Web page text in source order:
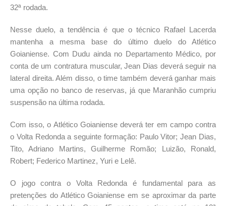
32ª rodada.
Nesse duelo, a tendência é que o técnico Rafael Lacerda
mantenha a mesma base do último duelo do Atlético
Goianiense. Com Dudu ainda no Departamento Médico, por
conta de um contratura muscular, Jean Dias deverá seguir na
lateral direita. Além disso, o time também deverá ganhar mais
uma opção no banco de reservas, já que Maranhão cumpriu
suspensão na última rodada.
Com isso, o Atlético Goianiense deverá ter em campo contra
o Volta Redonda a seguinte formação: Paulo Vitor; Jean Dias,
Tito, Adriano Martins, Guilherme Romão; Luizão, Ronald,
Robert; Federico Martinez, Yuri e Lelê.
O jogo contra o Volta Redonda é fundamental para as
pretenções do Atlético Goianiense em se aproximar da parte